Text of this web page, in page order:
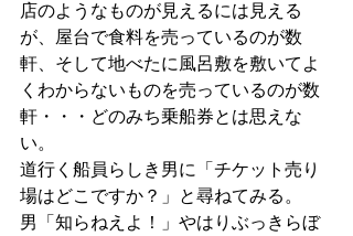
店のようなものが見えるには見える
が、屋台で食料を売っているのが数
軒、そして地べたに風呂敷を敷いてよ
くわからないものを売っているのが数
軒・・・どのみち乗船券とは思えな
い。
道行く船員らしき男に「チケット売り
場はどこですか？」と尋ねてみる。
男「知らねえよ！」やはりぶっきらぼ